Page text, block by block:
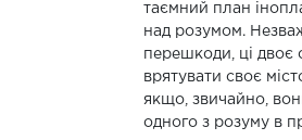
таємний план
над розумом.
перешкоди, ці двоє
врятувати своє
якщо, звичайно,
одного з розуму в